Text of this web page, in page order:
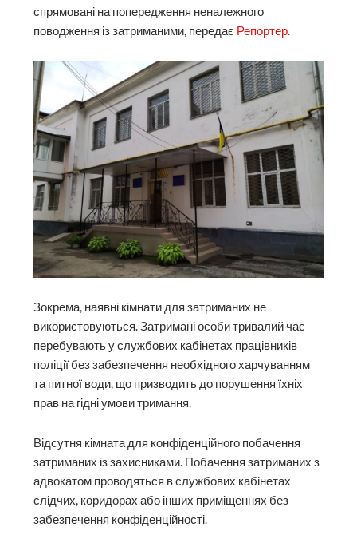
спрямовані на попередження неналежного
поводження із затриманими, передає Репортер.
Зокрема, наявні кімнати для затриманих не
використовуються. Затримані особи тривалий час
перебувають у службових кабінетах працівників
поліції без забезпечення необхідного харчуванням
та питної води, що призводить до порушення їхніх
прав на гідні умови тримання.
Відсутня кімната для конфіденційного побачення
затриманих із захисниками. Побачення затриманих з
адвокатом проводяться в службових кабінетах
слідчих, коридорах або інших приміщеннях без
забезпечення конфіденційності.